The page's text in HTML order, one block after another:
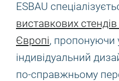
ESBAU
виставкових
Європі, пропонуючи
індивідуальний
по-справжньому